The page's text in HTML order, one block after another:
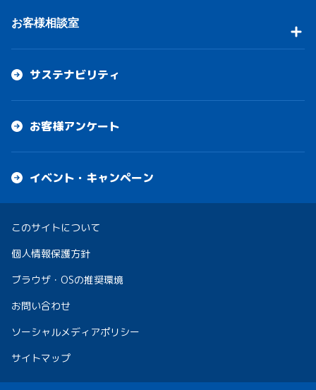
お客様相談室
サステナビリティ
お客様アンケート
イベント・キャンペーン
このサイトについて
個人情報保護方針
ブラウザ・OSの推奨環境
お問い合わせ
ソーシャルメディアポリシー
サイトマップ